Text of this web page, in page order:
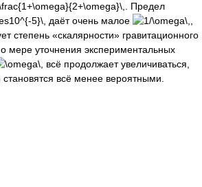
. Предел
даёт очень малое
степень «скалярности» гравитационного
мере уточнения экспериментальных
всё продолжает увеличиваться,
становятся всё менее вероятными.